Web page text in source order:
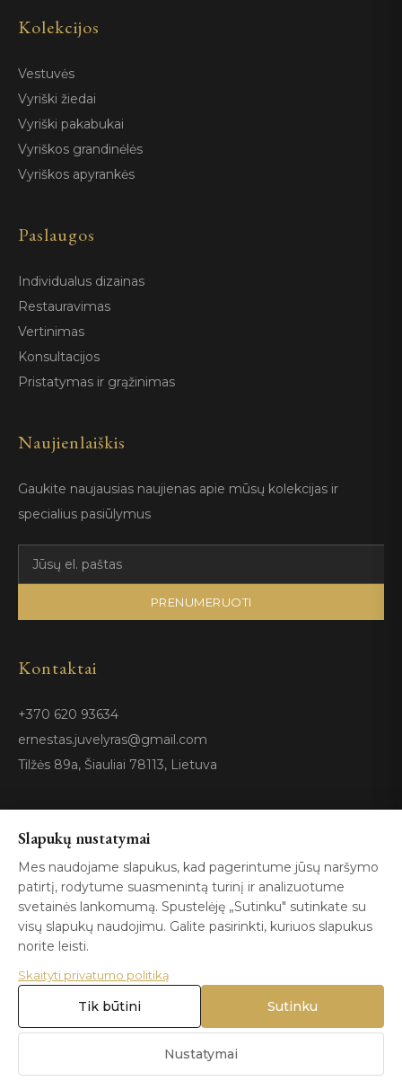
Kolekcijos
Vestuvės
Vyriški žiedai
Vyriški pakabukai
Vyriškos grandinėlės
Vyriškos apyrankės
Paslaugos
Individualus dizainas
Restauravimas
Vertinimas
Konsultacijos
Pristatymas ir grąžinimas
Naujienlaiškis
Gaukite naujausias naujienas apie mūsų kolekcijas ir
specialius pasiūlymus
PRENUMERUOTI
Kontaktai
+370 620 93634
ernestas.juvelyras@gmail.com
Tilžės 89a, Šiauliai 78113, Lietuva
GIA
Certified
ISO 9001
100%
Authentic
© 2026 Blizga.lt. Visos teisės saugomos. |Privatumo politika|
Naudojimo sąlygos
Slapukų nustatymai
Mes naudojame slapukus, kad pagerintume jūsų naršymo
patirtį, rodytume suasmenintą turinį ir analizuotume
svetainės lankomumą. Spustelėję „Sutinku" sutinkate su
visų slapukų naudojimu. Galite pasirinkti, kuriuos slapukus
norite leisti.
Skaityti privatumo politiką
Nustatymai
Tik būtini Sutinku